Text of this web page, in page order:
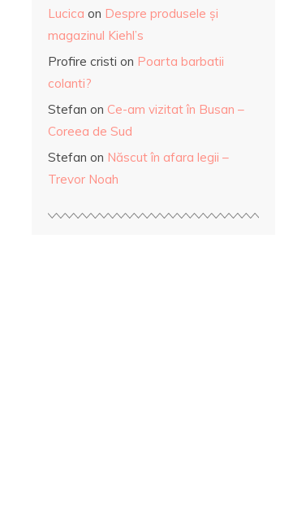
Lucica on Despre produsele și
magazinul Kiehl’s
Profire cristi on Poarta barbatii
colanti?
Stefan on Ce-am vizitat în Busan –
Coreea de Sud
Stefan on Născut în afara legii –
Trevor Noah